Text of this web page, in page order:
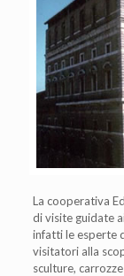
La cooperativa
di visite guidate
infatti le esperte
visitatori alla
sculture,